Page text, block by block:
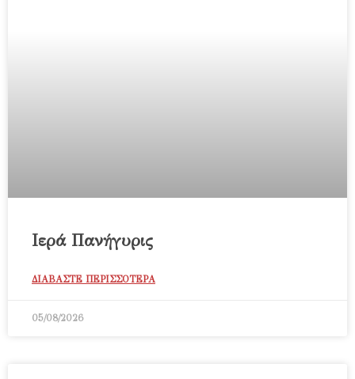
Ιερά Πανήγυρις
ΔΙΑΒΑΣΤΕ ΠΕΡΙΣΣΟΤΕΡΑ
05/08/2026